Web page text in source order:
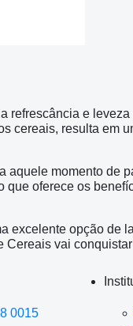
refrescância e
cereais, resulta
aquele momento
oferece os
excelente opção de
vai
0015